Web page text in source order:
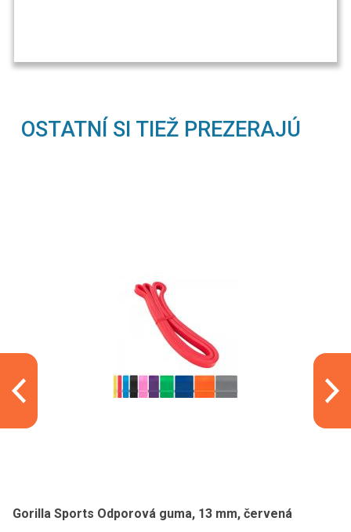
OSTATNÍ SI TIEŽ PREZERAJÚ
Gorilla Sports Odporová guma, 13 mm, červená